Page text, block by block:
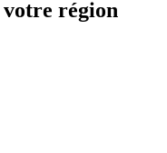
région